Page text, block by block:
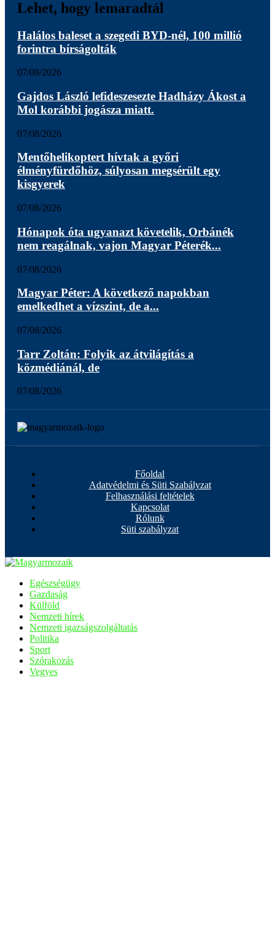
Lehet, hogy lemaradtál
Halálos baleset a szegedi BYD-nél, 100 millió
forintra bírságolták
07/08/2026
Gajdos László lefideszesezte Hadházy Ákost a
Mol korábbi jogásza miatt.
07/08/2026
Mentőhelikoptert hívtak a győri
élményfürdőhöz, súlyosan megsérült egy
kisgyerek
07/08/2026
Hónapok óta ugyanazt követelik, Orbánék
nem reagálnak, vajon Magyar Péterék...
07/08/2026
Magyar Péter: A következő napokban
emelkedhet a vízszint, de a...
07/08/2026
Tarr Zoltán: Folyik az átvilágítás a
közmédiánál, de
07/08/2026
Főoldal
Adatvédelmi és Süti Szabályzat
Felhasználási feltételek
Kapcsolat
Rólunk
Süti szabályzat
Egészségügy
Gazdaság
Külföld
Nemzeti hírek
Nemzeti igazságszolgáltatás
Politika
Sport
Szórakozás
Vegyes